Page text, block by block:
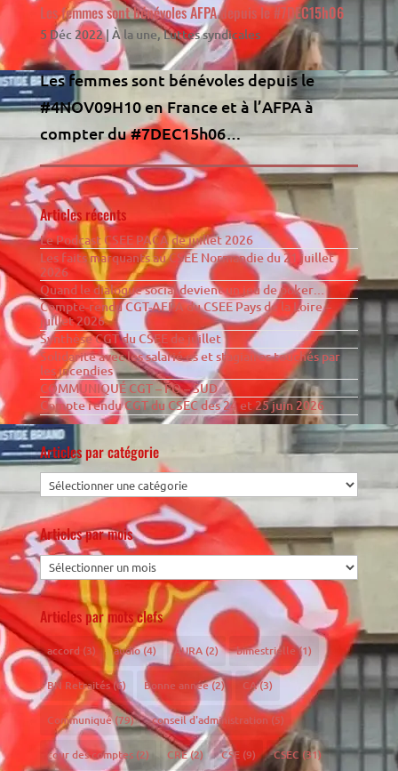
Les femmes sont bénévoles AFPA depuis le #7DEC15h06
5 Déc 2022| À la une,Luttes syndicales
Les femmes sont bénévoles depuis le
#4NOV09H10 en France et à l’AFPA à
compter du #7DEC15h06…
Articles récents
Le Podcast CSEE PACA de juillet 2026
Les faits marquants au CSEE Normandie du 21 juillet
2026
Quand le dialogue social devient un jeu de poker…
Compte-rendu CGT-AFPA du CSEE Pays de la Loire –
juillet 2026
Synthèse CGT du CSEE de juillet
Solidarité avec les salarié·es et stagiaires touchés par
les incendies
COMMUNIQUÉ CGT – FO – SUD
Compte rendu CGT du CSEC des 24 et 25 juin 2026
Articles par catégorie
Articles par mois
Articles par mots clefs
accord (3) audio(4) AURA(2) bimestrielle(1)
BN Retraités(6) Bonne année(2) CA(3)
Communiqué(79) conseil d'administration(5)
cour des comptes(2) CRE(2) CSE(9) CSEC (31)